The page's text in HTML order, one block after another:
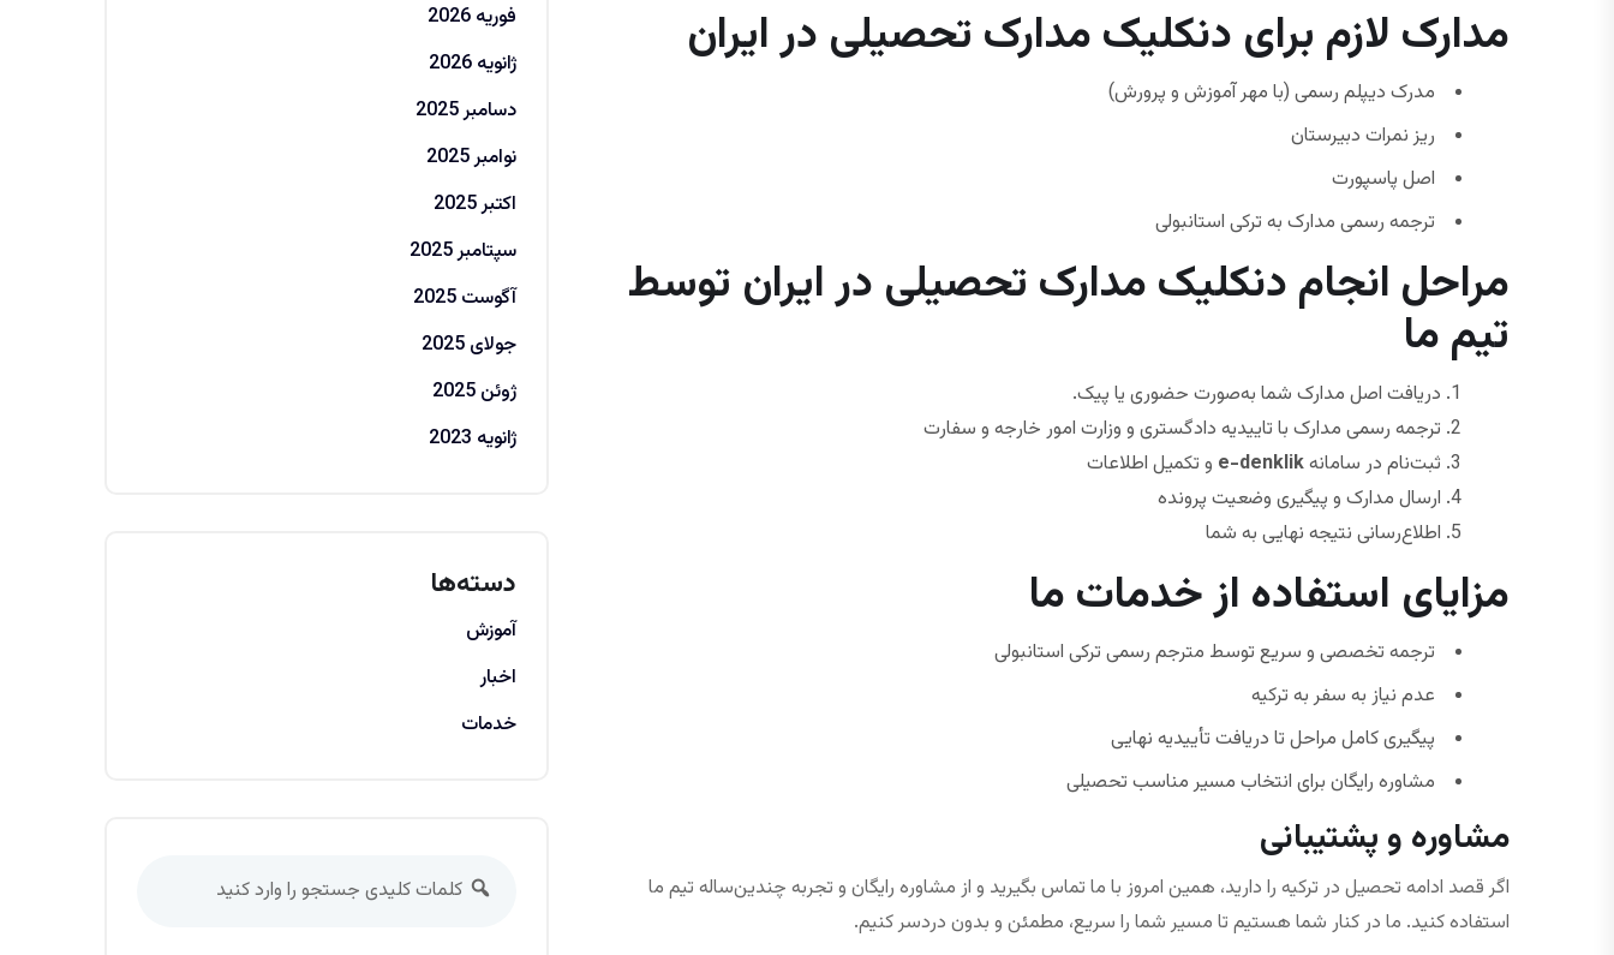
مدارک لازم برای دنکلیک مدارک تحصیلی در ایران
مدرک دیپلم رسمی (با مهر آموزش و پرورش)
ریز نمرات دبیرستان
اصل پاسپورت
ترجمه رسمی مدارک به ترکی استانبولی
مراحل انجام دنکلیک مدارک تحصیلی در ایران توسط
تیم ما
دریافت اصل مدارک شما به‌صورت حضوری یا پیک.
ترجمه رسمی مدارک با تاییدیه دادگستری و وزارت امور خارجه و سفارت
ثبت‌نام در سامانهe-denklik و تکمیل اطلاعات
ارسال مدارک و پیگیری وضعیت پرونده
اطلاع‌رسانی نتیجه نهایی به شما
مزایای استفاده از خدمات ما
ترجمه تخصصی و سریع توسط مترجم رسمی ترکی استانبولی
عدم نیاز به سفر به ترکیه
پیگیری کامل مراحل تا دریافت تأییدیه نهایی
مشاوره رایگان برای انتخاب مسیر مناسب تحصیلی
مشاوره و پشتیبانی
اگر قصد ادامه تحصیل در ترکیه را دارید، همین امروز با ما تماس بگیرید و از مشاوره رایگان و تجربه چندین‌ساله تیم ما
استفاده کنید. ما در کنار شما هستیم تا مسیر شما را سریع، مطمئن و بدون دردسر کنیم.
فوریه 2026
ژانویه 2026
دسامبر 2025
نوامبر 2025
اکتبر 2025
سپتامبر 2025
آگوست 2025
جولای 2025
ژوئن 2025
ژانویه 2023
دسته‌ها
آموزش
اخبار
خدمات